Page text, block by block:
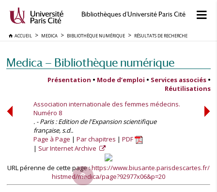
Bibliothèques d'Université Paris Cité
ACCUEIL MEDICA BIBLIOTHÈQUE NUMÉRIQUE RÉSULTATS DE RECHERCHE
Medica — Bibliothèque numérique
Présentation • Mode d’emploi • Services associés •
Réutilisations
Association internationale des femmes médecins.
Numéro 8
. - Paris : Edition de l'Expansion scientifique
française, s.d..
Page à Page
Par chapitres
PDF
Sur Internet Archive
URL pérenne de cette page :https://www.biusante.parisdescartes.fr/
histmed/medica/page?92977x06&p=20